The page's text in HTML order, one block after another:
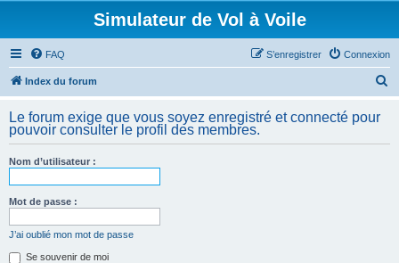
Simulateur de Vol à Voile
FAQ Connexion
S’enregistrer
Index du forum
h
Le forum exige que vous soyez enregistré et connecté pour
pouvoir consulter le profil des membres.
Nom d’utilisateur :
Mot de passe :
J’ai oublié mon mot de passe
Se souvenir de moi